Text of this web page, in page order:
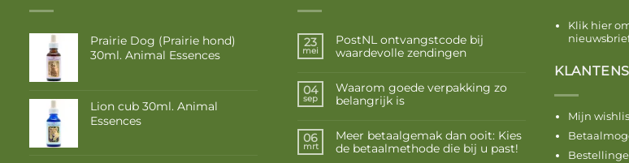
Prairie Dog (Prairie hond)
30ml. Animal Essences
Lion cub 30ml. Animal
Essences
23
mei
PostNL ontvangstcode bij
waardevolle zendingen
04
sep
Waarom goede verpakking zo
belangrijk is
06
mrt
Meer betaalgemak dan ooit: Kies
de betaalmethode die bij u past!
Klik hier
Mijn